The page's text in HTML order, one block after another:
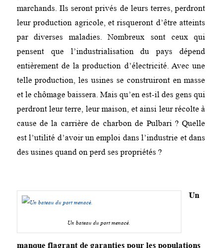
marchands. Ils seront privés de leurs terres, perdront
leur production agricole, et risqueront d’être atteints
par diverses maladies. Nombreux sont ceux qui
pensent que l’industrialisation du pays dépend
entièrement de la production d’électricité. Avec une
telle production, les usines se construiront en masse
et le chômage baissera. Mais qu’en est-il des gens qui
perdront leur terre, leur maison, et ainsi leur récolte à
cause de la carrière de charbon de Pulbari ? Quelle
est l’utilité d’avoir un emploi dans l’industrie et dans
des usines quand on perd ses propriétés ?
Un bateau du port menacé.
Un
manque flagrant de garanties pour les populations